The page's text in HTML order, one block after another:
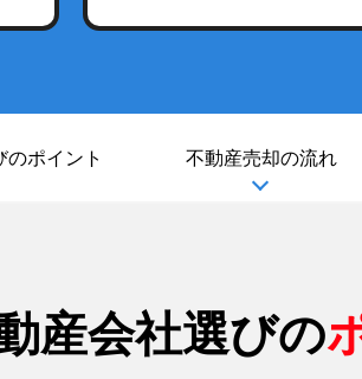
のポイント 不動産売却の流れ
産会社選びの